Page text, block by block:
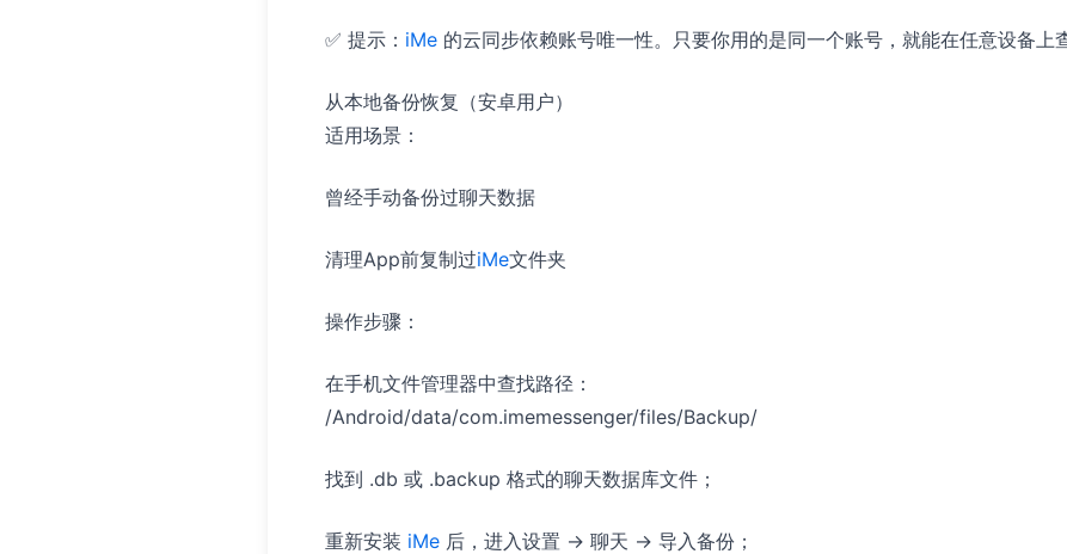
✅ 提示： iMe 的云同步依赖账号唯一性。只要你用的是同一个账号，就能在任意设备上
从本地备份恢复（安卓用户）
适用场景：
曾经手动备份过聊天数据
清理App前复制过iMe文件夹
操作步骤：
在手机文件管理器中查找路径：
/Android/data/com.imemessenger/files/Backup/
找到 .db 或 .backup 格式的聊天数据库文件；
重新安装 iMe 后，进入设置 → 聊天 → 导入备份；